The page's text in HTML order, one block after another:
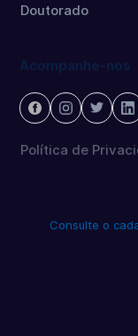
Doutorado
Acompanhe-nos
Política de
Consulte o